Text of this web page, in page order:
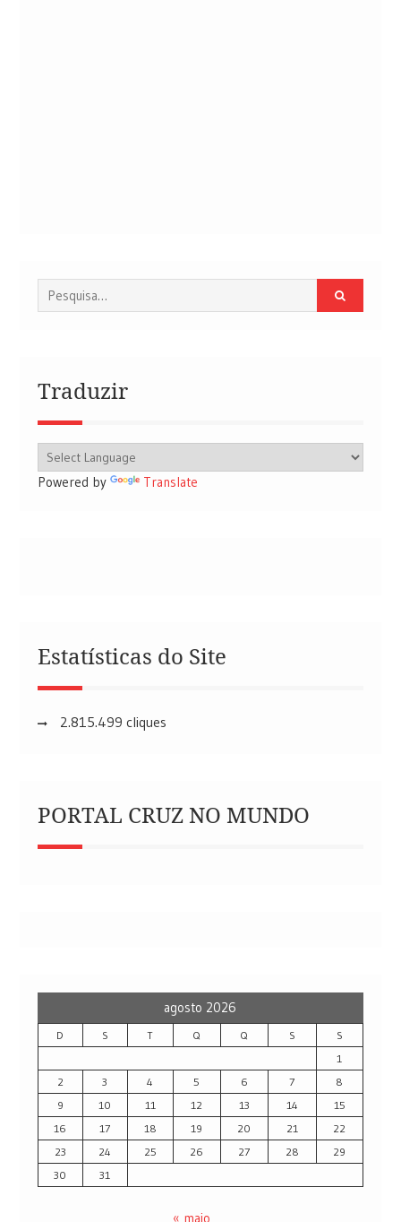
Procurar
por:
Traduzir
Powered by Translate
Estatísticas do Site
2.815.499 cliques
PORTAL CRUZ NO MUNDO
agosto 2026
D S T Q Q S
S
1
2
3 4 5 6 7
8
9
10 11 12 13 14
15
16
17 18 19 20 21
22
23
24 25 26 27 28
29
30
31
« maio